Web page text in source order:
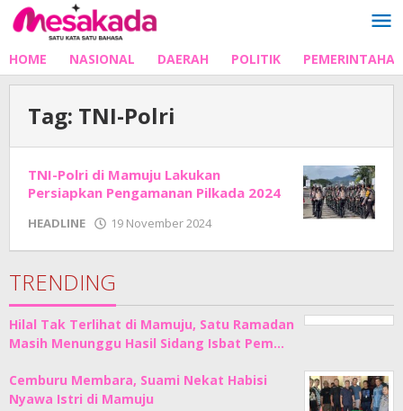
Lewati
ke
HOME NASIONAL DAERAH POLITIK
Tag: TNI-Polri
TNI-Polri di Mamuju Lakukan
Persiapkan Pengamanan Pilkada 2024
HEADLINE 19 November 2024
Junaedi
TRENDING
Hilal Tak Terlihat di Mamuju, Satu Ramadan
Masih Menunggu Hasil Sidang Isbat Pem…
Cemburu Membara, Suami Nekat Habisi
Nyawa Istri di Mamuju